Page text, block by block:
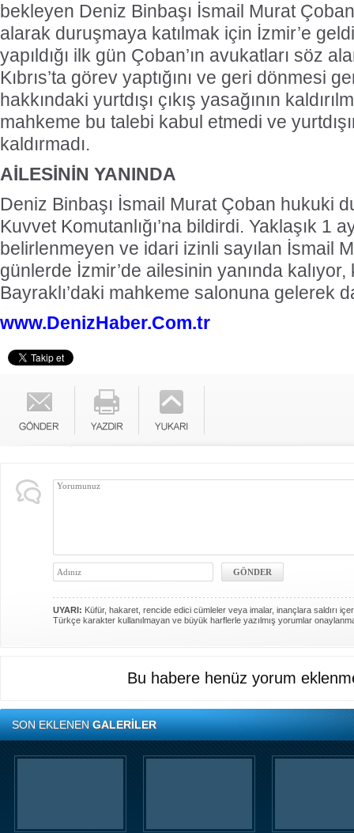
bekleyen Deniz Binbaşı İsmail Murat
alarak duruşmaya katılmak için İzmir’e
yapıldığı ilk gün Çoban’ın avukatları söz
Kıbrıs’ta görev yaptığını ve geri dönmesi
hakkındaki yurtdışı çıkış yasağının
mahkeme bu talebi kabul etmedi ve
kaldırmadı.
AİLESİNİN YANINDA
Deniz Binbaşı İsmail Murat Çoban hukuki
Kuvvet Komutanlığı’na bildirdi. Yaklaşık 1
belirlenmeyen ve idari izinli sayılan İsmail
günlerde İzmir’de ailesinin yanında
Bayraklı’daki mahkeme salonuna gelerek
www.DenizHaber.Com.tr
UYARI: Küfür, hakaret, rencide edici cümleler veya imalar, inançlara saldırı
Türkçe karakter kullanılmayan ve büyük harflerle yazılmış yorumlar
Bu habere henüz yorum
SON EKLENENGALERİLER
Denizcilik teknolojileri
cankurtaran sistemi